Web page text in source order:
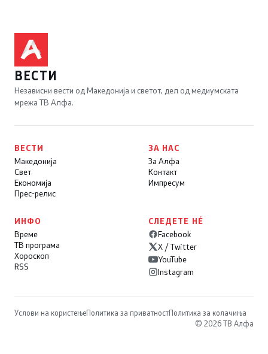
ВЕСТИ
Независни вести од Македонија и светот, дел од медиумската
мрежа ТВ Алфа.
ВЕСТИ
Македонија
Свет
Економија
Прес-релис
ЗА НАС
За Алфа
Контакт
Импресум
ИНФО
Време
ТВ програма
Хороскоп
RSS
СЛЕДЕТЕ НÉ
Facebook
X / Twitter
YouTube
Instagram
Услови на користењеПолитика за приватностПолитика за колачиња
© 2026 ТВ Алфа